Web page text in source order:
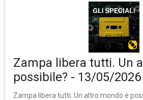
Zampa libera tutti. Un
possibile? - 13/05/2026
Zampa libera tutti. Un altro mondo è